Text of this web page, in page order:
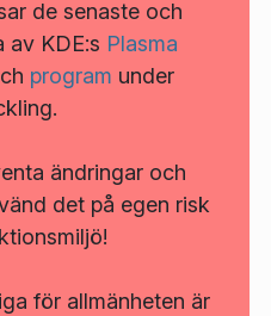
de senaste och
av KDE:s Plasma
program under
ändringar och
det på egen risk
för allmänheten är